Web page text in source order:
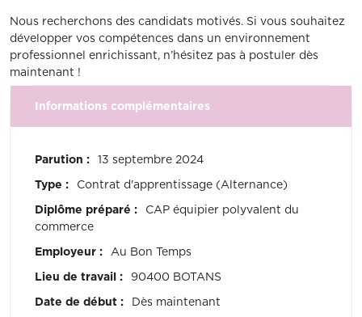
Nous recherchons des candidats motivés. Si vous souhaitez
développer vos compétences dans un environnement
professionnel enrichissant, n’hésitez pas à postuler dès
maintenant !
Informations complémentaires
Parution : 13 septembre 2024
Type : Contrat d'apprentissage (Alternance)
Diplôme préparé : CAP équipier polyvalent du
commerce
Employeur : Au Bon Temps
Lieu de travail : 90400 BOTANS
Date de début : Dès maintenant